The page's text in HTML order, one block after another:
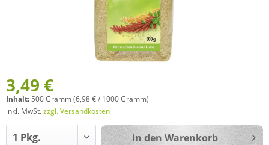
3,49 €
Inhalt: 500 Gramm (6,98 € / 1000 Gramm)
inkl. MwSt.zzgl. Versandkosten
In den Warenkorb